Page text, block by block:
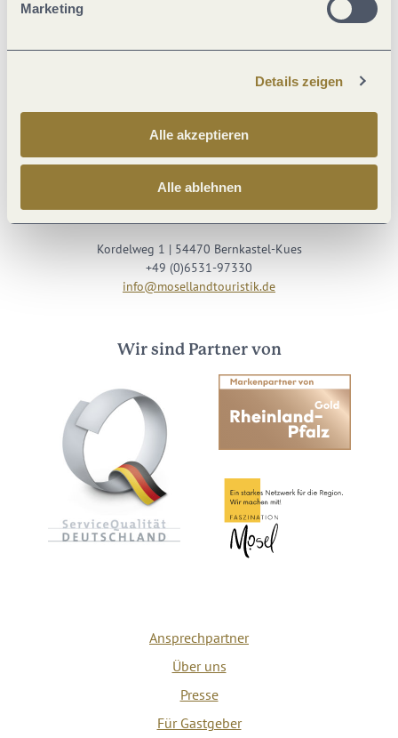
Marketing
Details zeigen
Alle akzeptieren
Alle ablehnen
Besuche uns auf
Youtube
Kordelweg 1 | 54470 Bernkastel-Kues
+49 (0)6531-97330
info@mosellandtouristik.de
Wir sind Partner von
Ansprechpartner
Über uns
Presse
Für Gastgeber